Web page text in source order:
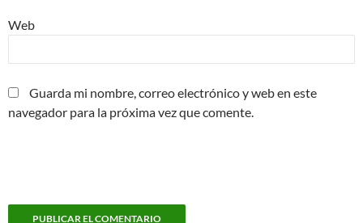
Web
Guarda mi nombre, correo electrónico y web en este
navegador para la próxima vez que comente.